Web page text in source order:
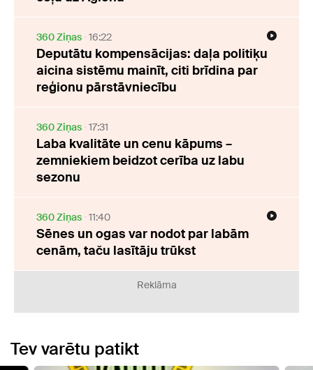
360 Ziņas 16:22
Deputātu kompensācijas: daļa politiķu
aicina sistēmu mainīt, citi brīdina par
reģionu pārstāvniecību
360 Ziņas 17:31
Laba kvalitāte un cenu kāpums –
zemniekiem beidzot cerība uz labu
sezonu
360 Ziņas 11:40
Sēnes un ogas var nodot par labām
cenām, taču lasītāju trūkst
Reklāma
Tev varētu patikt